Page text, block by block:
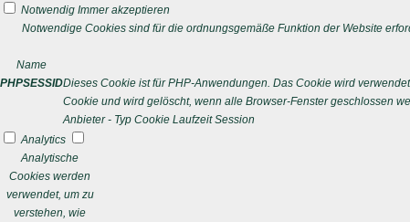
Notwendig Immer akzeptieren
Notwendige Cookies sind für die ordnungsgemäße Funktion der Website
Name
PHPSESSIDDieses Cookie ist für PHP-Anwendungen. Das Cookie wird
Cookie und wird gelöscht, wenn alle Browser-Fenster geschlossen
Anbieter - Typ Cookie Laufzeit Session
Analytics
Analytische
Cookies werden
verwendet, um zu
verstehen, wie